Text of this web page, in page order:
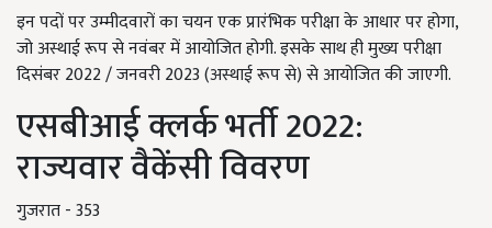
इन पदों पर उम्मीदवारों का चयन एक प्रारंभिक परीक्षा के आधार पर होगा,
जो अस्थाई रूप से नवंबर में आयोजित होगी. इसके साथ ही मुख्य परीक्षा
दिसंबर 2022 / जनवरी 2023 (अस्थाई रूप से) से आयोजित की जाएगी.
एसबीआई क्लर्क भर्ती 2022:
राज्यवार वैकेंसी विवरण
गुजरात - 353